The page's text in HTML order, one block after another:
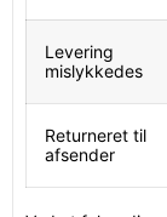
Levering
mislykkedes
Returneret til
afsender